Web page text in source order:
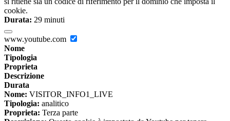
cookie.
Durata: 29 minuti
www.youtube.com
Nome
Tipologia
Proprieta
Descrizione
Durata
Nome: VISITOR_INFO1_LIVE
Tipologia: analitico
Proprieta: Terza parte